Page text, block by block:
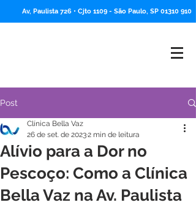
Av, Paulista 726 • Cjto 1109 - São Paulo, SP 01310 910
Post
Alívio para a Dor no
Pescoço: Como a Clínica
Bella Vaz na Av. Paulista
Clínica Bella Vaz
26 de set. de 20232 min de leitura